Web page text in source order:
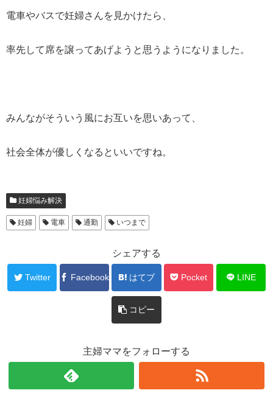
電車やバスで妊婦さんを見かけたら、
率先して席を譲ってあげようと思うようになりました。
みんながそういう風にお互いを思いあって、
社会全体が優しくなるといいですね。
妊婦悩み解決
妊婦 電車 通勤 いつまで
シェアする
Twitter Facebook はてブ Pocket LINE
コピー
主婦ママをフォローする